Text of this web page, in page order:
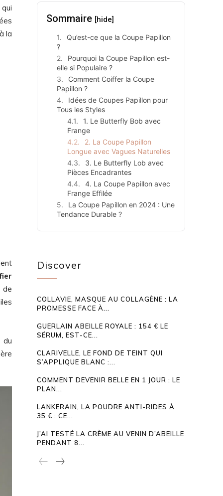
la
de
du
Sommaire [hide]
Qu’est-ce que la Coupe Papillon
?
Pourquoi la Coupe Papillon est-
elle si Populaire ?
Comment Coiffer la Coupe
Papillon ?
Idées de Coupes Papillon pour
Tous les Styles
1. Le Butterfly Bob avec
Frange
2. La Coupe Papillon
Longue avec Vagues Naturelles
3. Le Butterfly Lob avec
Pièces Encadrantes
4. La Coupe Papillon avec
Frange Effilée
La Coupe Papillon en 2024 : Une
Tendance Durable ?
Discover
COLLAVIE, MASQUE AU COLLAGÈNE : LA
PROMESSE FACE À...
GUERLAIN ABEILLE ROYALE : 154 € LE
SÉRUM, EST-CE...
CLARIVELLE, LE FOND DE TEINT QUI
S’APPLIQUE BLANC :...
COMMENT DEVENIR BELLE EN 1 JOUR : LE
PLAN...
LANKERAIN, LA POUDRE ANTI-RIDES À
35 € : CE...
J’AI TESTÉ LA CRÈME AU VENIN D’ABEILLE
PENDANT 8...